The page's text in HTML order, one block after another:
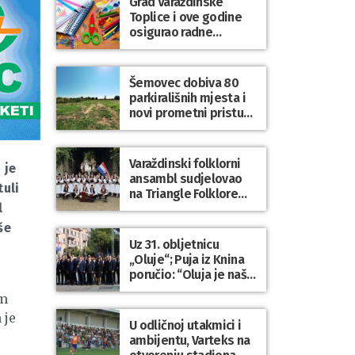
je
je
Bartolovečki
Toplice i ove godine
osigurao radne
bilježnice i dodatni
obrazovni materijal za
sve osnovnoškolce
Šemovec dobiva 80
parkirališnih mjesta i
novi prometni pristup
groblju
Varaždinski folklorni
ansambl sudjelovao
na Triangle Folklore
Festivalu u Danskoj
Uz 31. obljetnicu
„Oluje“; Puja iz Knina
poručio: “Oluja je naša
najveća pobjeda,
simbol slobode i
zajedništva!”
U odličnoj utakmici i
ambijentu, Varteks na